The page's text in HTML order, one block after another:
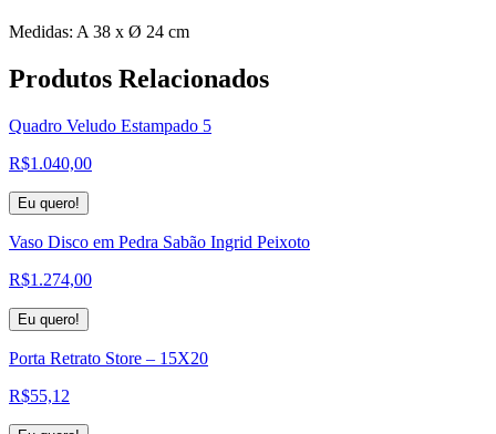
Medidas: A 38 x Ø 24 cm
Produtos Relacionados
Quadro Veludo Estampado 5
R$1.040,00
Eu quero!
Vaso Disco em Pedra Sabão Ingrid Peixoto
R$1.274,00
Eu quero!
Porta Retrato Store – 15X20
R$55,12